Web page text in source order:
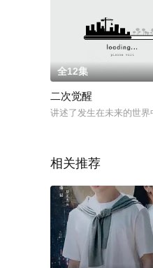
全12集
二次觉醒
讲述了发生在未来的世
相关推荐